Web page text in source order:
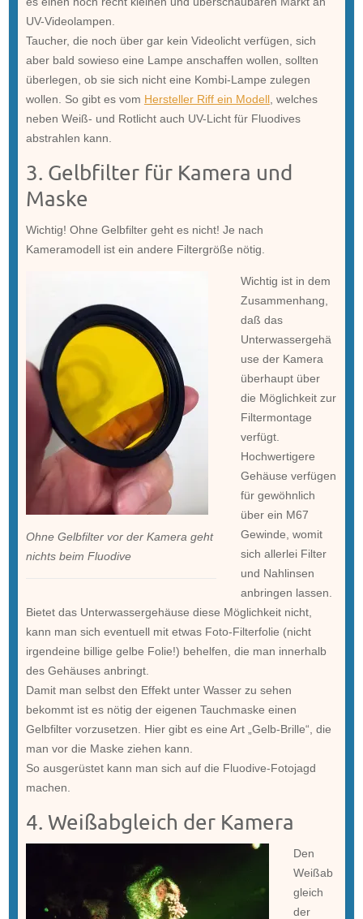
UV-Videolampen.
Taucher, die noch über gar kein Videolicht verfügen, sich
aber bald sowieso eine Lampe anschaffen wollen, sollten
überlegen, ob sie sich nicht eine Kombi-Lampe zulegen
wollen. So gibt es vom Hersteller Riff ein Modell, welches
neben Weiß- und Rotlicht auch UV-Licht für Fluodives
abstrahlen kann.
3. Gelbfilter für Kamera und
Maske
Wichtig! Ohne Gelbfilter geht es nicht! Je nach
Kameramodell ist ein andere Filtergröße nötig.
Ohne Gelbfilter vor der Kamera geht
nichts beim Fluodive
Wichtig ist in dem
Zusammenhang,
daß das
Unterwassergehä
use der Kamera
überhaupt über
die Möglichkeit zur
Filtermontage
verfügt.
Hochwertigere
Gehäuse verfügen
für gewöhnlich
über ein M67
Gewinde, womit
sich allerlei Filter
und Nahlinsen
anbringen lassen.
Bietet das Unterwassergehäuse diese Möglichkeit nicht,
kann man sich eventuell mit etwas Foto-Filterfolie (nicht
irgendeine billige gelbe Folie!) behelfen, die man innerhalb
des Gehäuses anbringt.
Damit man selbst den Effekt unter Wasser zu sehen
bekommt ist es nötig der eigenen Tauchmaske einen
Gelbfilter vorzusetzen. Hier gibt es eine Art „Gelb-Brille“, die
man vor die Maske ziehen kann.
So ausgerüstet kann man sich auf die Fluodive-Fotojagd
machen.
4. Weißabgleich der Kamera
Den
Weißab
gleich
der